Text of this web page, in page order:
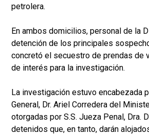
petrolera.
En ambos domicilios, personal de la
detención de los principales
concretó el secuestro de prendas de
de interés para la investigación.
La investigación estuvo encabezada
General, Dr. Ariel Corredera del
otorgadas por S.S. Jueza Penal, Dra.
detenidos que, en tanto, darán